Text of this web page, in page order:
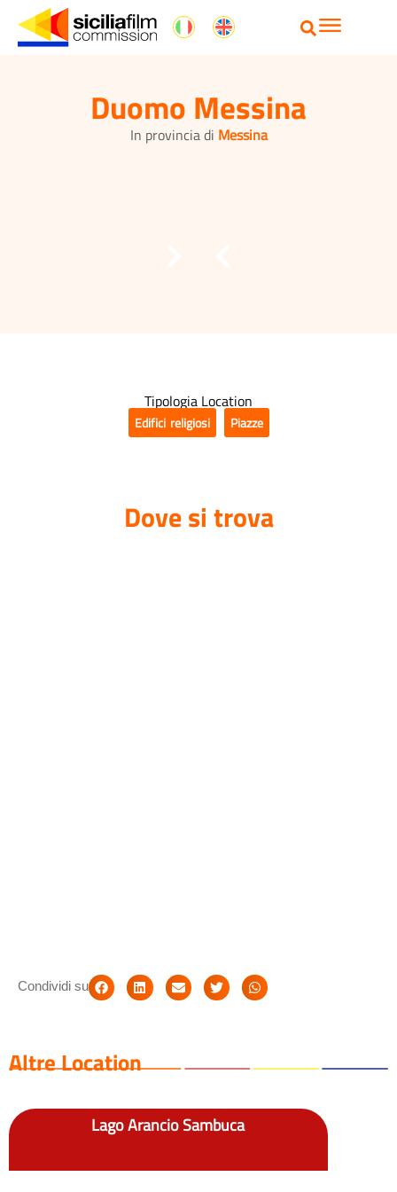
Duomo Messina
In provincia di Messina
Tipologia Location
Edifici religiosi Piazze
Dove si trova
Condividi su
Altre Location
Lago Arancio Sambuca